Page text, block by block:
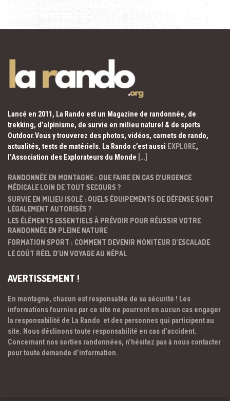
Lancé en 2011, La Rando est un Magazine de randonnée, de
trekking, d’alpinisme, de survie en milieu naturel & de sports
Outdoor.Vous y trouverez des photos, vidéos, carnets de rando,
actualités, tests de matériels. La Rando c’est aussi EXPLORE,
l’Association des Explorateurs du Monde […]
RANDONNÉE EN MONTAGNE : QUE FAIRE EN CAS D’URGENCE
MÉDICALE LOIN DE TOUT SECOURS ?
SURVIE EN MILIEU ISOLÉ : QUELS ÉQUIPEMENTS DE DÉFENSE SONT
LÉGALEMENT AUTORISÉS ?
LES ÉLÉMENTS ESSENTIELS À PRÉVOIR POUR RÉUSSIR VOTRE
RANDONNÉE EN PLEINE NATURE
FORMATION SPORT : COMMENT DEVENIR MONITEUR D’ESCALADE
LE COÛT RÉEL D’UN VOYAGE AU NÉPAL
AVERTISSEMENT !
En montagne, chacun est responsable de sa sécurité ! Les
informations fournies par ce site ne pourront en aucun cas engager
la responsabilité de La Rando et des personnes qui participent au
site. Nous déclinons toute responsabilité en cas d’accident.
Concernant nos sorties randonnées, n’hésitez pas à nous contacter
pour toute demande d’information.